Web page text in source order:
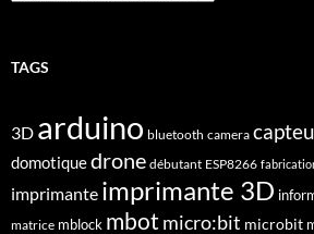
TAGS
3D arduino bluetooth camera
domotiquedrone débutant ESP8266
imprimante imprimante 3D
matrice mblock mbot micro:bit microbit